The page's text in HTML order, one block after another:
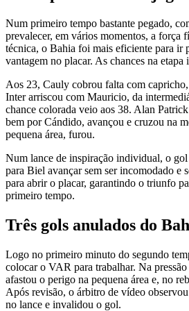
Num primeiro tempo bastante pegado,
prevalecer, em vários momentos, a força
técnica, o Bahia foi mais eficiente para ir
vantagem no placar. As chances na etapa
Aos 23, Cauly cobrou falta com
Inter arriscou com Mauricio, da
chance colorada veio aos 38. Alan
bem por Cándido, avançou e cruzou na
pequena área, furou.
Num lance de inspiração individual, o gol
para Biel avançar sem ser incomodado e
para abrir o placar, garantindo o triunfo
primeiro tempo.
Três gols anulados do
Logo no primeiro minuto do segundo
colocar o VAR para trabalhar. Na
afastou o perigo na pequena área e, no
Após revisão, o árbitro de vídeo
no lance e invalidou o gol.